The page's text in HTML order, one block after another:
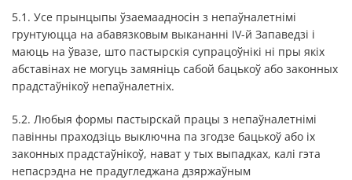
5.1. Усе прынцыпы ўзаемаадносін з непаўналетнімі
грунтуюцца на абавязковым выкананні IV-й Запаведзі і
маюць на ўвазе, што пастырскія супрацоўнікі ні пры якіх
абставінах не могуць замяніць сабой бацькоў або законных
прадстаўнікоў непаўналетніх.
5.2. Любыя формы пастырскай працы з непаўналетнімі
павінны праходзіць выключна па згодзе бацькоў або іх
законных прадстаўнікоў, нават у тых выпадках, калі гэта
непасрэдна не прадугледжана дзяржаўным